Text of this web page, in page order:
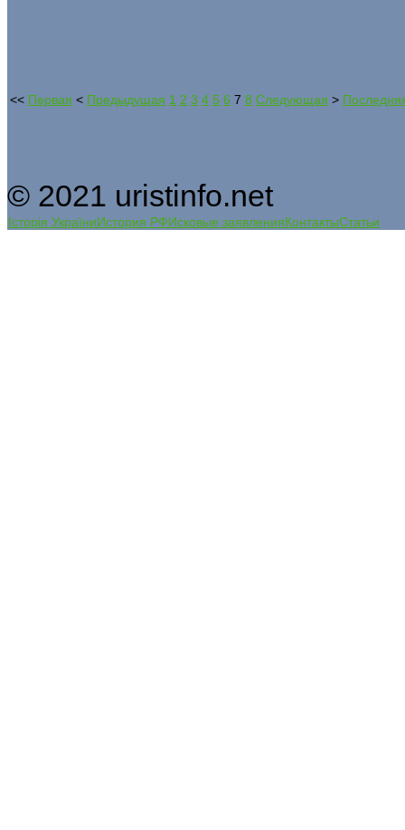
<< Первая < Предыдущая 1 2 3 4 5 6 7 8 Следующая >
© 2021 uristinfo.net
Історія УкраїниИстория РФИсковые заявленияКонтактыСтатьи